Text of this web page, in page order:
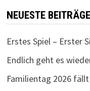
NEUESTE BEITRÄGE
Erstes Spiel – Erster
Endlich geht es
Familientag 2026